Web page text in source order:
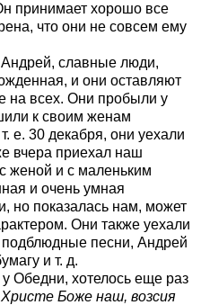
принимает хорошо все
что они не совсем ему
славные люди,
и они оставляют
на всех. Они пробыли у
к своим женам
е. 30 декабря, они уехали
вчера приехал наш
женой и с маленьким
и очень умная
но показалась нам, может
Они также уехали
песни, Андрей
и т. д.
Обедни, хотелось еще раз
Боже наш, возсия